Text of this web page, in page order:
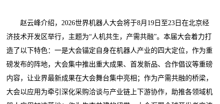
赵云峰介绍，2026世界机器人大会将于8月19日至23日在北京经
济技术开发区举行，主题为“人机共生，产需共融”。本届大会着力打
造了以下特色：一是大会锚定自身在机器人产业的四大定位，作为重
磅发布的阵地，大会集中推出重大成果、首发新品、合作倡议等重磅
内容，让业界最新成果在大会舞台集中亮相；作为产需共融的桥梁，
大会以应用为牵引深化采购洽谈与产业链上下游协作，助推各领域机